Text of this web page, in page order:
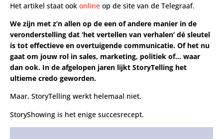
Het artikel staat ook online op de site van de Telegraaf.
We zijn met z’n allen op de een of andere manier in de
veronderstelling dat ‘het vertellen van verhalen’ dé sleutel
is tot effectieve en overtuigende communicatie. Of het nu
gaat om jouw rol in sales, marketing, politiek of… waar
dan ook. In de afgelopen jaren lijkt StoryTelling het
ultieme credo geworden.
Maar, StoryTelling werkt helemaal niet.
StoryShowing is het enige succesrecept.